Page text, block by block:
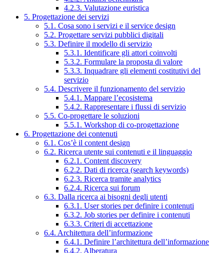
4.2.3. Valutazione euristica
5. Progettazione dei servizi
5.1. Cosa sono i servizi e il service design
5.2. Progettare servizi pubblici digitali
5.3. Definire il modello di servizio
5.3.1. Identificare gli attori coinvolti
5.3.2. Formulare la proposta di valore
5.3.3. Inquadrare gli elementi costitutivi del
servizio
5.4. Descrivere il funzionamento del servizio
5.4.1. Mappare l’ecosistema
5.4.2. Rappresentare i flussi di servizio
5.5. Co-progettare le soluzioni
5.5.1. Workshop di co-progettazione
6. Progettazione dei contenuti
6.1. Cos’è il content design
6.2. Ricerca utente sui contenuti e il linguaggio
6.2.1. Content discovery
6.2.2. Dati di ricerca (search keywords)
6.2.3. Ricerca tramite analytics
6.2.4. Ricerca sui forum
6.3. Dalla ricerca ai bisogni degli utenti
6.3.1. User stories per definire i contenuti
6.3.2. Job stories per definire i contenuti
6.3.3. Criteri di accettazione
6.4. Architettura dell’informazione
6.4.1. Definire l’architettura dell’informazione
6.4.2. Alberatura